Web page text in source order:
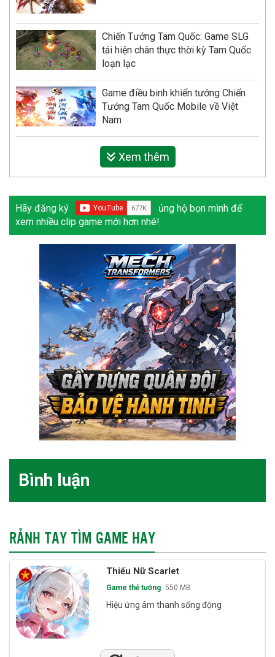
Chiến Tướng Tam Quốc: Game SLG
tái hiện chân thực thời kỳ Tam Quốc
loạn lạc
Game điều binh khiển tướng Chiến
Tướng Tam Quốc Mobile về Việt
Nam
Xem thêm
Hãy đăng ký
ủng hộ bọn mình để
xem nhiều clip game mới hơn nhé!
Bình luận
RẢNH TAY TÌM GAME HAY
Thiếu Nữ Scarlet
Game thẻ tướng 550 MB
Hiệu ứng âm thanh sống động